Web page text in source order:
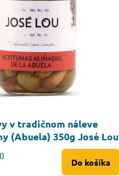
v tradičnom náleve
(Abuela) 350g José Lou
Do košíka